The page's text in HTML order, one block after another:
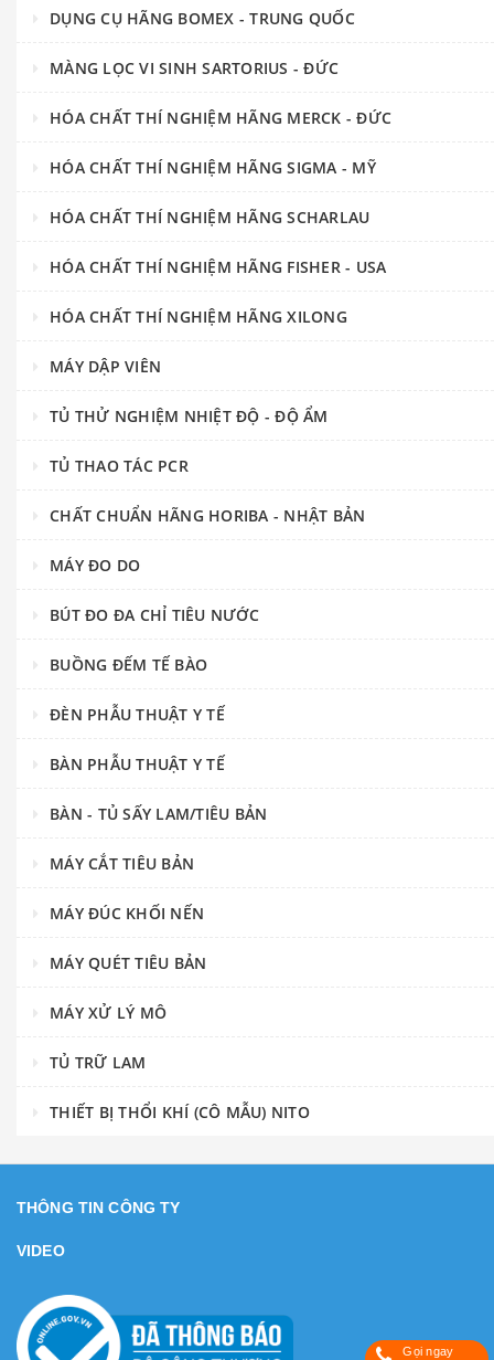
DỤNG CỤ HÃNG BOMEX - TRUNG QUỐC
MÀNG LỌC VI SINH SARTORIUS - ĐỨC
HÓA CHẤT THÍ NGHIỆM HÃNG MERCK - ĐỨC
HÓA CHẤT THÍ NGHIỆM HÃNG SIGMA - MỸ
HÓA CHẤT THÍ NGHIỆM HÃNG SCHARLAU
HÓA CHẤT THÍ NGHIỆM HÃNG FISHER - USA
HÓA CHẤT THÍ NGHIỆM HÃNG XILONG
MÁY DẬP VIÊN
TỦ THỬ NGHIỆM NHIỆT ĐỘ - ĐỘ ẨM
TỦ THAO TÁC PCR
CHẤT CHUẨN HÃNG HORIBA - NHẬT BẢN
MÁY ĐO DO
BÚT ĐO ĐA CHỈ TIÊU NƯỚC
BUỒNG ĐẾM TẾ BÀO
ĐÈN PHẪU THUẬT Y TẾ
BÀN PHẪU THUẬT Y TẾ
BÀN - TỦ SẤY LAM/TIÊU BẢN
MÁY CẮT TIÊU BẢN
MÁY ĐÚC KHỐI NẾN
MÁY QUÉT TIÊU BẢN
MÁY XỬ LÝ MÔ
TỦ TRỮ LAM
THIẾT BỊ THỔI KHÍ (CÔ MẪU) NITO
THÔNG TIN CÔNG TY
VIDEO
Gọi ngay